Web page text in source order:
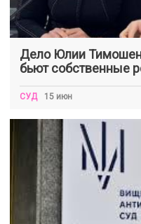
Дело Юлии
бьют собственные
СУД 15 июн